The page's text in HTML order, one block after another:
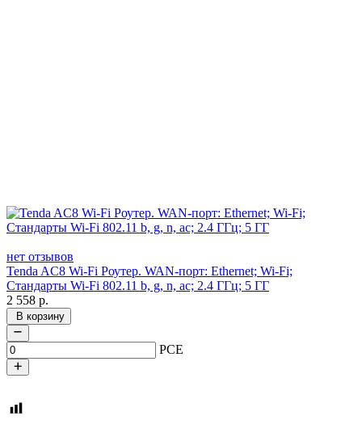
нет отзывов
Tenda AC8 Wi-Fi Роутер. WAN-порт: Ethernet; Wi-Fi;
Стандарты Wi-Fi 802.11 b, g, n, ac; 2.4 ГГц; 5 ГГ
2 558 р.
В корзину
PCE